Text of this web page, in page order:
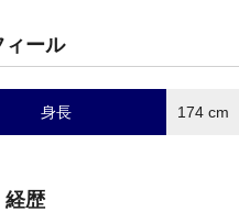
ィール
身長 174 cm
経歴